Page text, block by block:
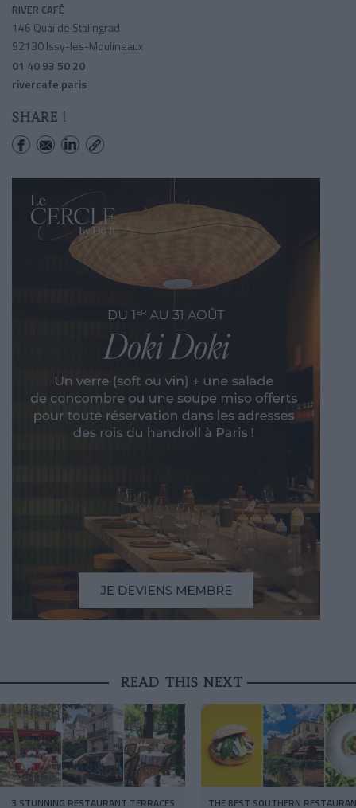
RIVER CAFÉ
146 Quai de Stalingrad
92130 Issy-les-Moulineaux
01 40 93 50 20
rivercafe.paris
SHARE !
READ THIS NEXT
3 STUNNING RESTAURANT TERRACES
THE BEST SOUTHERN